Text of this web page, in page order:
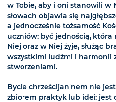
w Tobie, aby i oni stanowili w
słowach objawia się
a jednocześnie tożsamość
uczniów: być jednością, która
Niej oraz w Niej żyje, służąc
wszystkimi ludźmi i harmonii
stworzeniami.
Bycie chrześcijaninem nie
zbiorem praktyk lub idei: jest